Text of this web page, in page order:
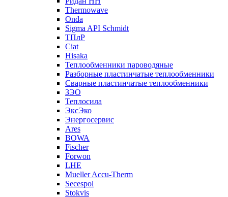
Thermowave
Onda
Sigma API Schmidt
ТПлР
Ciat
Hisaka
Теплообменники пароводяные
Разборные пластинчатые теплообменники
Сварные пластинчатые теплообменники
ЗЭО
Теплосила
ЭксЭко
Энергосервис
Ares
BOWA
Fischer
Forwon
LHE
Mueller Accu-Therm
Secespol
Stokvis